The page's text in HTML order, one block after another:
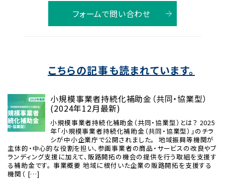
フォームで問い合わせ
こちらの記事も読まれています。
小規模事業者持続化補助金（共同・協業型）
(2024年12月最新)
小規模事業者持続化補助金（共同・協業型）とは？ 2025
年「小規模事業者持続化補助金（共同・協業型）」のチラ
シが中小企業庁で公開されました。 地域振興等機関が
主体的・中心的な役割を担い、参画事業者の商品・サービスの改良やブ
ランディング支援に加えて、販路開拓の機会の提供を行う取組を支援す
る補助金です。 事業概要 地域に根付いた企業の販路開拓を支援する
機関（ […]